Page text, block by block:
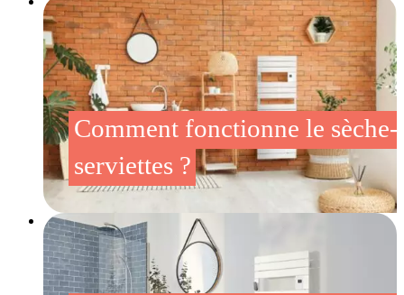
Comment fonctionne le sèche-
serviettes ?